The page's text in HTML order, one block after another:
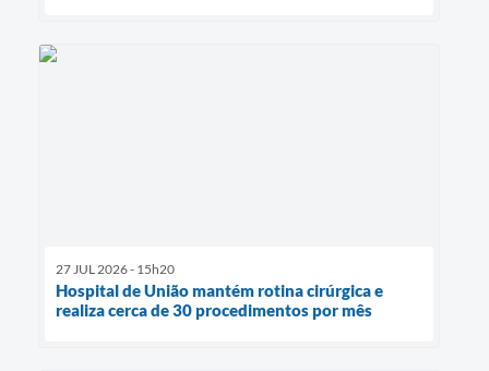
27 JUL 2026 - 15h20
Hospital de União mantém rotina cirúrgica e
realiza cerca de 30 procedimentos por mês